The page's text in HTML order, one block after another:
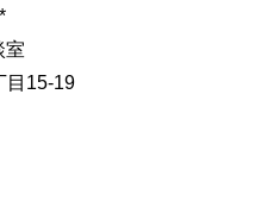
室
目15-19